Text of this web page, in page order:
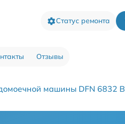
Статус ремонта
Отзывы
машины DFN 6832 B